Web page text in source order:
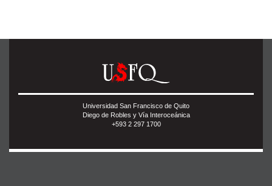
Universidad San Francisco de Quito
Diego de Robles y Vía Interoceánica
+593 2 297 1700